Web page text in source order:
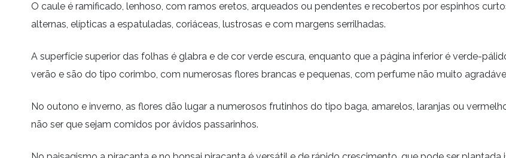
O caule é ramificado, lenhoso, com ramos eretos, arqueados ou pendentes e recobertos por espinhos
alternas, elípticas a espatuladas, coriáceas, lustrosas e com margens serrilhadas.
A superfície superior das folhas é glabra e de cor verde escura, enquanto que a página inferior é verde-
verão e são do tipo corimbo, com numerosas flores brancas e pequenas, com perfume não muito
No outono e inverno, as flores dão lugar a numerosos frutinhos do tipo baga, amarelos, laranjas ou
não ser que sejam comidos por ávidos passarinhos.